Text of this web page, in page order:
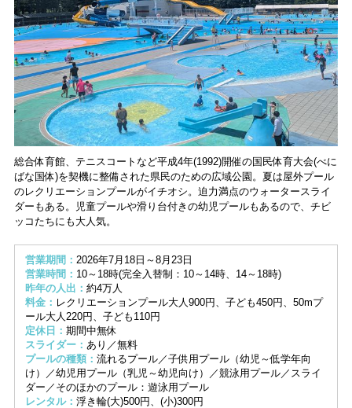
総合体育館、テニスコートなど平成4年(1992)開催の国民体育大会(べに
ばな国体)を契機に整備された県民のための広域公園。夏は屋外プール
のレクリエーションプールがイチオシ。迫力満点のウォータースライ
ダーもある。児童プールや滑り台付きの幼児プールもあるので、チビ
ッコたちにも大人気。
営業期間： 2026年7月18日～8月23日
営業時間： 10～18時(完全入替制：10～14時、14～18時)
昨年の人出： 約4万人
料金： レクリエーションプール大人900円、子ども450円、50mプ
ール大人220円、子ども110円
定休日： 期間中無休
スライダー： あり／無料
プールの種類： 流れるプール／子供用プール（幼児～低学年向
け）／幼児用プール（乳児～幼児向け）／競泳用プール／スライ
ダー／そのほかのプール：遊泳用プール
レンタル： 浮き輪(大)500円、(小)300円